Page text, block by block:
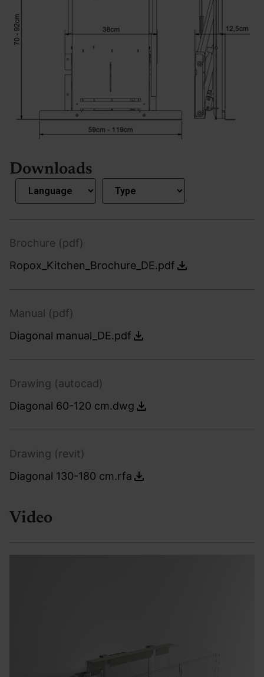
Downloads
Brochure (pdf)
Ropox_Kitchen_Brochure_DE.pdf
Manual (pdf)
Diagonal manual_DE.pdf
Drawing (autocad)
Diagonal 60-120 cm.dwg
Drawing (revit)
Diagonal 130-180 cm.rfa
Video